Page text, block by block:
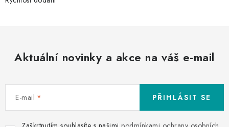
Aktuální novinky a akce na váš e-mail
E-mail PŘIHLÁSIT SE